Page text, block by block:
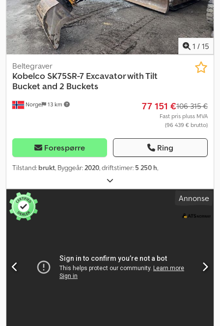
1 / 15
Norge 13 km
Beltegraver
Kobelco SK75SR-7 Excavator with Tilt
Bucket and 2 Buckets
77 151 €106 315 €
Fast pris pluss MVA
(96 439 € brutto)
Forespørre Ring
Tilstand: brukt, Byggeår:2020, driftstimer: 5 250 h,
Annonse